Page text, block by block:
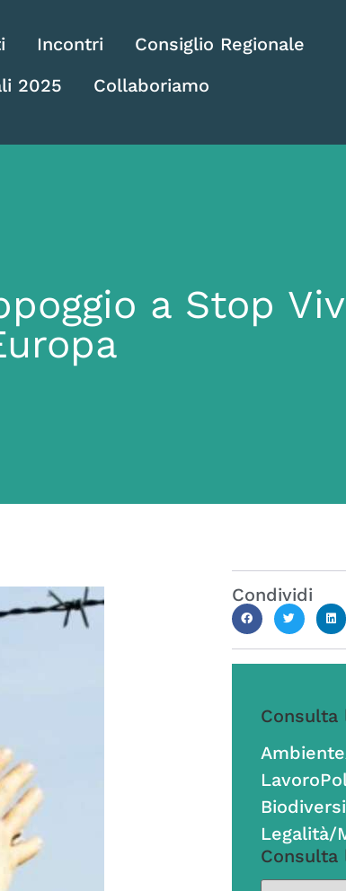
Incontri
Consiglio Regionale
2025
Collaboriamo
a Stop
Condividi
Consulta
Ambiente
Lavoro
Legalità/
Consulta